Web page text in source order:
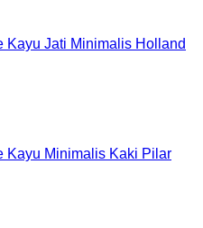
Kayu Jati Minimalis Holland
Kayu Minimalis Kaki Pilar